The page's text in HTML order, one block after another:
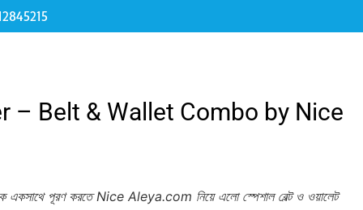
– Belt & Wallet Combo by Nice
একসাথে পূরণ করতে Nice Aleya.com নিয়ে এলো স্পেশাল বেল্ট ও ওয়ালেট